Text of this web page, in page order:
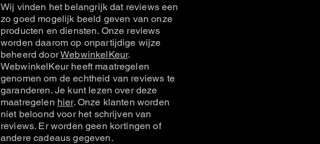
Wij vinden het belangrijk dat reviews een
zo goed mogelijk beeld geven van onze
producten en diensten. Onze reviews
worden daarom op onpartijdige wijze
beheerd doorWebwinkelKeur.
WebwinkelKeur heeft maatregelen
genomen om de echtheid van reviews te
garanderen. Je kunt lezen over deze
maatregelen hier. Onze klanten worden
niet beloond voor het schrijven van
reviews. Er worden geen kortingen of
andere cadeaus gegeven.